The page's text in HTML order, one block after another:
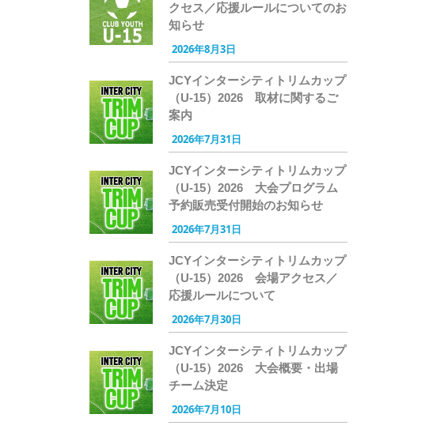
クセス／応援ルールについてのお
知らせ
2026年8月3日
JCYインターシティトリムカップ
（U-15）2026 取材に関するご
案内
2026年7月31日
JCYインターシティトリムカップ
（U-15）2026 大会プログラム
予約販売受付開始のお知らせ
2026年7月31日
JCYインターシティトリムカップ
（U-15）2026 会場アクセス／
応援ルールについて
2026年7月30日
JCYインターシティトリムカップ
（U-15）2026 大会概要・出場
チーム決定
2026年7月10日